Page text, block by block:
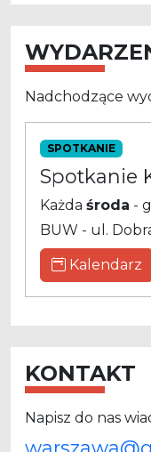
Nadchodzące
SPOTKANIE
Spotkanie
Każda środa -
BUW - ul.
Kalendarz
KONTAKT
Napisz do nas